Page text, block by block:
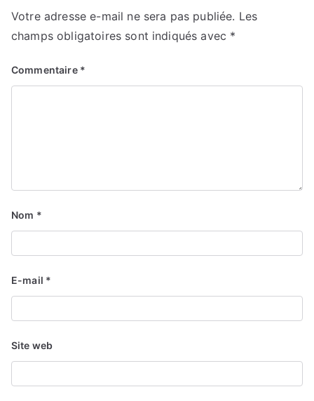
Votre adresse e-mail ne sera pas publiée. Les
champs obligatoires sont indiqués avec *
Commentaire *
Nom *
E-mail *
Site web